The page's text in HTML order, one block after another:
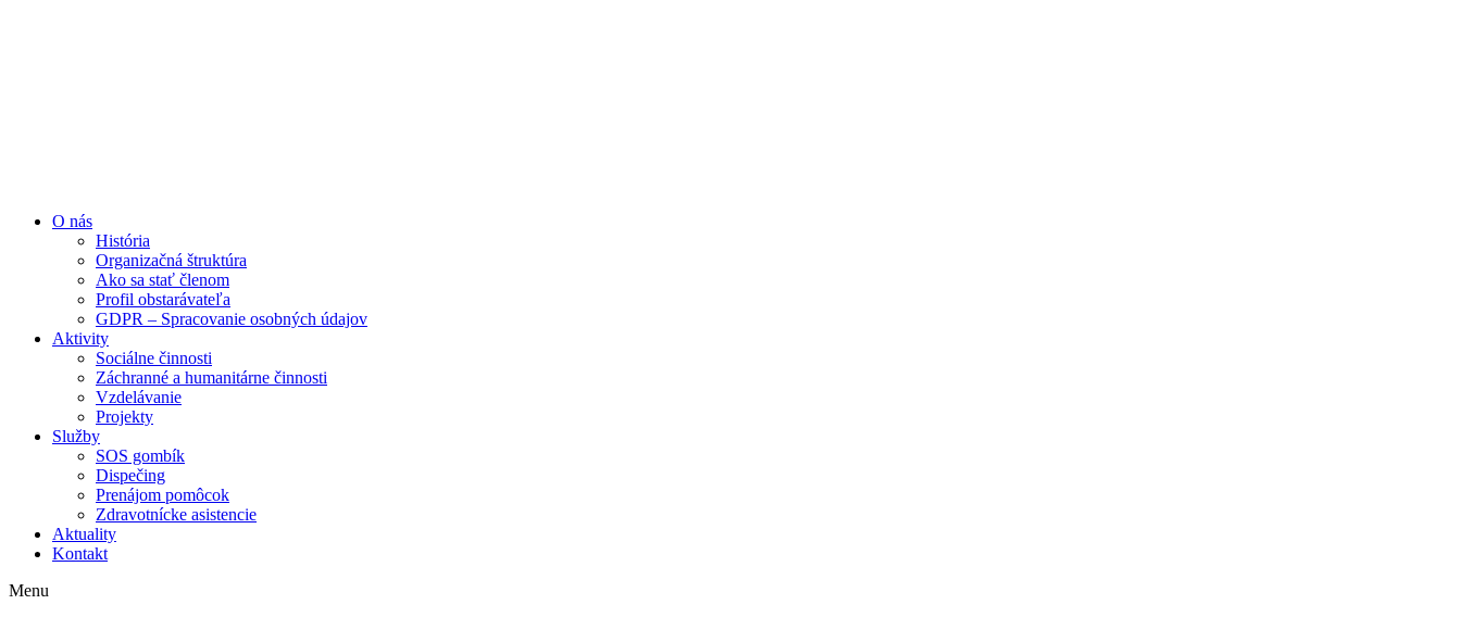
O nás
História
Organizačná štruktúra
Ako sa stať členom
Profil obstarávateľa
GDPR – Spracovanie osobných údajov
Aktivity
Sociálne činnosti
Záchranné a humanitárne činnosti
Vzdelávanie
Projekty
Služby
SOS gombík
Dispečing
Prenájom pomôcok
Zdravotnícke asistencie
Aktuality
Kontakt
Menu